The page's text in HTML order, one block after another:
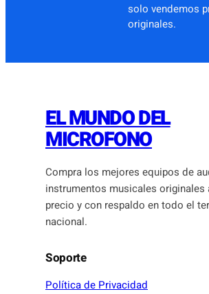
solo vendemos
originales.
EL MUNDO DEL
MICROFONO
Compra los mejores equipos de
instrumentos musicales originales
precio y con respaldo en todo el
nacional.
Soporte
Política de Privacidad